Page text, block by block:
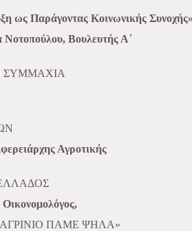
ως Παράγοντας Κοινωνικής
Νοτοπούλου, Βουλευτής Α΄
ΣΥΜΜΑΧΙΑ
Αγροτικής
ΠΑΜΕ ΨΗΛΑ»